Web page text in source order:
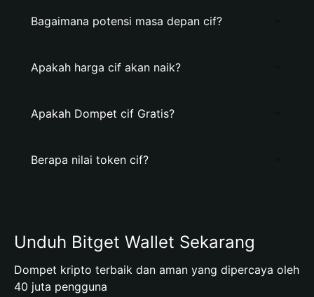
Bagaimana potensi masa depan cif?
Apakah harga cif akan naik?
Apakah Dompet cif Gratis?
Berapa nilai token cif?
Unduh Bitget Wallet Sekarang
Dompet kripto terbaik dan aman yang dipercaya oleh
40 juta pengguna